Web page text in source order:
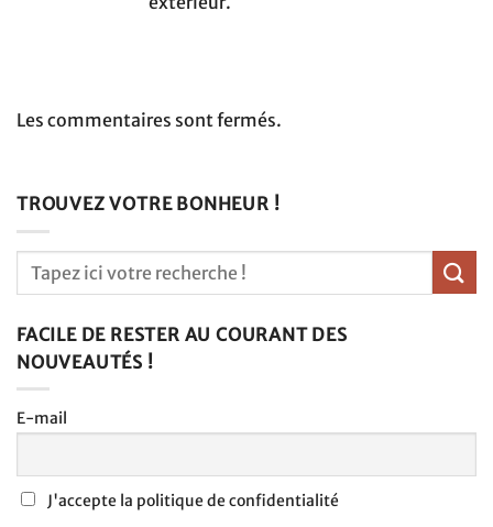
Les commentaires sont fermés.
TROUVEZ VOTRE BONHEUR !
FACILE DE RESTER AU COURANT DES
NOUVEAUTÉS !
E-mail
J'accepte la politique de confidentialité